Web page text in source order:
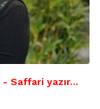
- Saffari yazır…